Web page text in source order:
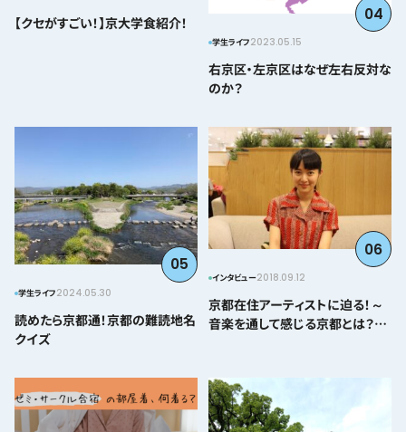
【クセがすごい！】京大学食紹介！ 04
学生ライフ2023.05.15
右京区・左京区はなぜ左右反対な
のか？
05
学生ライフ2024.05.30
読めたら京都通！京都の難読地名
クイズ
06
インタビュー2018.09.12
京都在住アーティストに迫る！～
音楽を通して感じる京都とは？＠